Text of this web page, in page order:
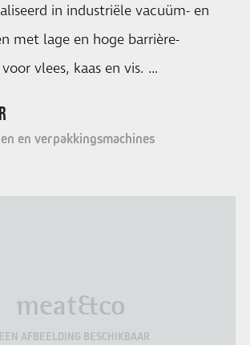
in industriële vacuüm- en
met lage en hoge barrière-
vlees, kaas en vis. …
en verpakkingsmachines
meat&co
AFBEELDING BESCHIKBAAR